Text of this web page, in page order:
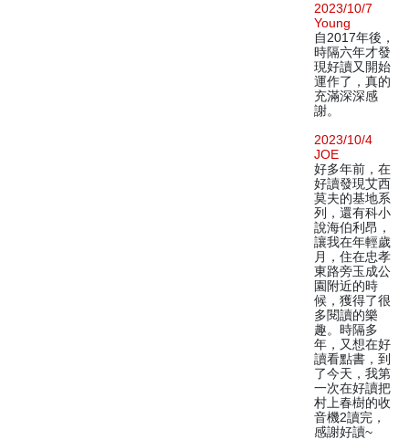
2023/10/7
Young
自2017年後，
時隔六年才發
現好讀又開始
運作了，真的
充滿深深感
謝。
2023/10/4
JOE
好多年前，在
好讀發現艾西
莫夫的基地系
列，還有科小
說海伯利昂，
讓我在年輕歲
月，住在忠孝
東路旁玉成公
園附近的時
候，獲得了很
多閱讀的樂
趣。時隔多
年，又想在好
讀看點書，到
了今天，我第
一次在好讀把
村上春樹的收
音機2讀完，
感謝好讀~